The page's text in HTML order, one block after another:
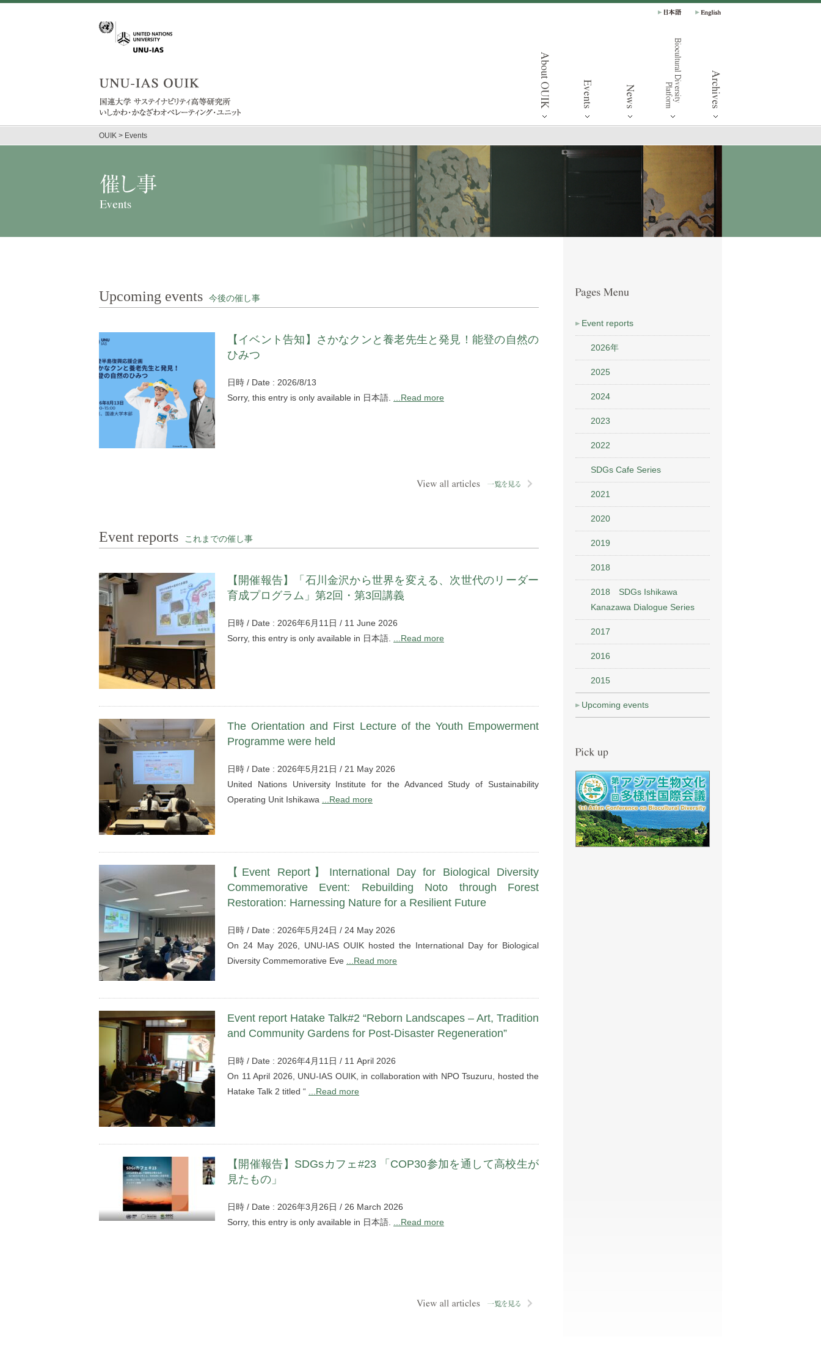
OUIK > Events
Upcoming events 今後の催し事
【イベント告知】さかなクンと養老先生と発見！能登の自然の
ひみつ
日時 / Date : 2026/8/13
Sorry, this entry is only available in 日本語.
...Read more
Event reports これまでの催し事
【開催報告】「石川金沢から世界を変える、次世代のリーダー
育成プログラム」第2回・第3回講義
日時 / Date : 2026年6月11日 / 11 June 2026
Sorry, this entry is only available in 日本語.
...Read more
The Orientation and First Lecture of the Youth Empowerment
Programme were held
日時 / Date : 2026年5月21日 / 21 May 2026
United Nations University Institute for the Advanced Study of Sustainability
Operating Unit Ishikawa
...Read more
【Event Report】International Day for Biological Diversity
Commemorative Event: Rebuilding Noto through Forest
Restoration: Harnessing Nature for a Resilient Future
日時 / Date : 2026年5月24日 / 24 May 2026
On 24 May 2026, UNU-IAS OUIK hosted the International Day for Biological
Diversity Commemorative Eve
...Read more
Event report Hatake Talk#2 “Reborn Landscapes – Art, Tradition
and Community Gardens for Post-Disaster Regeneration”
日時 / Date : 2026年4月11日 / 11 April 2026
On 11 April 2026, UNU-IAS OUIK, in collaboration with NPO Tsuzuru, hosted the
Hatake Talk 2 titled “
...Read more
【開催報告】SDGsカフェ#23 「COP30参加を通して高校生が
見たもの」
日時 / Date : 2026年3月26日 / 26 March 2026
Sorry, this entry is only available in 日本語.
...Read more
Event reports
2026年
2025
2024
2023
2022
SDGs Cafe Series
2021
2020
2019
2018
2018 SDGs Ishikawa
Kanazawa Dialogue Series
2017
2016
2015
Upcoming events